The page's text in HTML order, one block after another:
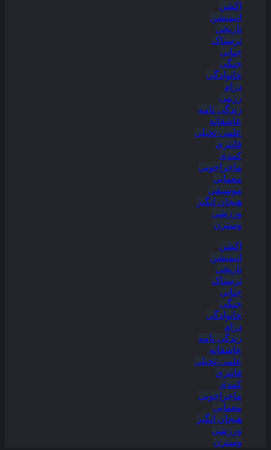
اکشن
انیمیشن
تاریخی
ترسناک
جنایی
جنگی
خانوادگی
درام
رزمی
زندگی نامه
عاشقانه
علمی-تخیلی
فانتزی
کمدی
ماجراجویی
معمایی
موسیقی
هیجان انگیز
ورزشی
وسترن
اکشن
انیمیشن
تاریخی
ترسناک
جنایی
جنگی
خانوادگی
درام
زندگی نامه
عاشقانه
علمی-تخیلی
فانتزی
کمدی
ماجراجویی
معمایی
هیجان انگیز
ورزشی
وسترن